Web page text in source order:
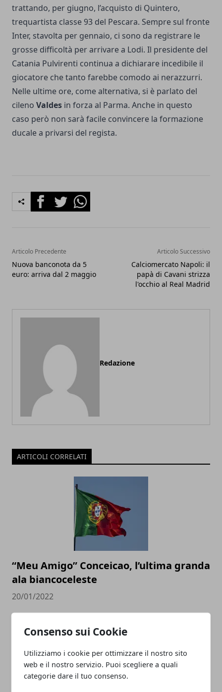
Consenso sui Cookie
Utilizziamo i cookie per ottimizzare il nostro sito
web e il nostro servizio. Puoi scegliere a quali
categorie dare il tuo consenso.
trattando, per giugno, l’acquisto di Quintero,
trequartista classe 93 del Pescara. Sempre sul fronte
Inter, stavolta per gennaio, ci sono da registrare le
grosse difficoltà per arrivare a Lodi. Il presidente del
Catania Pulvirenti continua a dichiarare incedibile il
giocatore che tanto farebbe comodo ai nerazzurri.
Nelle ultime ore, come alternativa, si è parlato del
cileno Valdes in forza al Parma. Anche in questo
caso però non sarà facile convincere la formazione
ducale a privarsi del regista.
FacebookTwitterWhatsapp
Articolo Precedente
Nuova banconota da 5
euro: arriva dal 2 maggio
Articolo Successivo
Calciomercato Napoli: il
papà di Cavani strizza
l'occhio al Real Madrid
Redazione
ARTICOLI CORRELATI
“Meu Amigo” Conceicao, l’ultima granda
ala biancoceleste
20/01/2022